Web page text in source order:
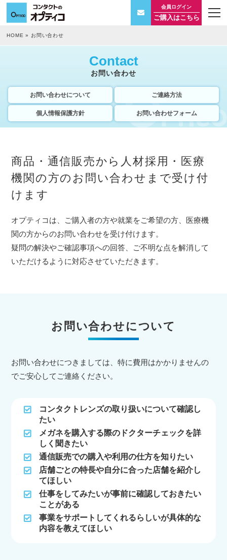
会員ログイン
ご購入はこちら
HOME » お問い合わせ
Contact
お問い合わせ
お問い合わせについて ご連絡方法
個人情報保護方針 お問い合わせフォーム
商品・通信販売から人材採用・医療
機関の方のお問い合わせまで受け付
けます
オプティコは、ご購入者の方や就業をご希望の方、医療機
関の方からのお問い合わせを受け付けます。
疑問の解決やご確認事項への回答、ご不明な点を解消して
いただけるように対応させていただきます。
お問い合わせについて
お問い合わせにつきましては、特に費用はかかりませんの
でご安心してご連絡ください。
コンタクトレンズの取り扱いについて確認し
たい
メガネを購入する際のドクターチェックを詳
しく聞きたい
通信販売での購入や利用の仕方を知りたい
店舗ごとの特長や自分に合った店舗を紹介し
てほしい
仕事をしてみたいが事前に確認しておきたい
ことがある
事業をサポートしてくれるらしいが具体的な
内容を教えてほしい
t
o
g
t
n